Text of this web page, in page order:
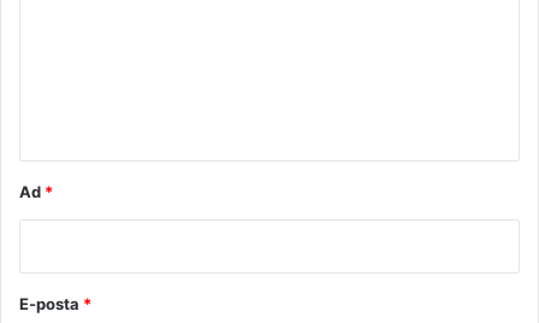
Ad *
E-posta *